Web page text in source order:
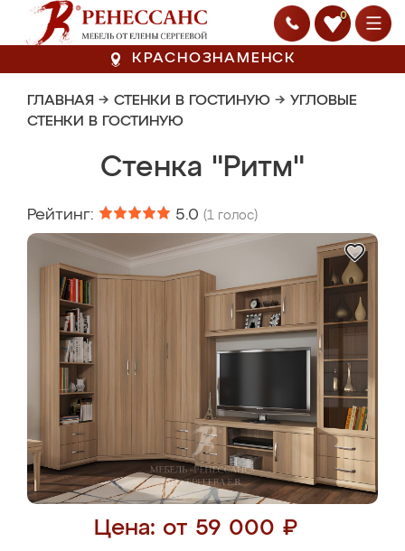
0
КРАСНОЗНАМЕНСК
ГЛАВНАЯ → СТЕНКИ В ГОСТИНУЮ → УГЛОВЫЕ
СТЕНКИ В ГОСТИНУЮ
Стенка "Ритм"
Рейтинг: 5.0 (1 голос)
Цена: от 59 000 ₽